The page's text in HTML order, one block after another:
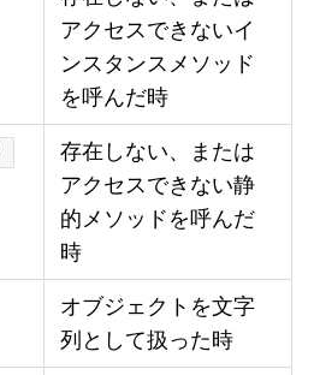
アクセスできないイ
ンスタンスメソッド
を呼んだ時
存在しない、または
アクセスできない静
的メソッドを呼んだ
時
オブジェクトを文字
列として扱った時